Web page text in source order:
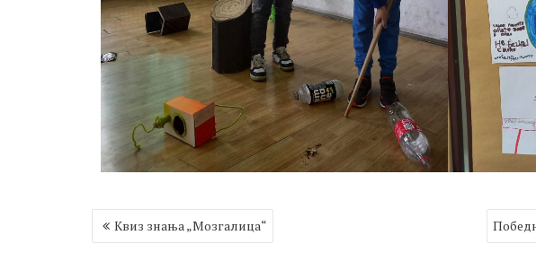
Кретање
чланка
Квиз знања „Мозгалица“